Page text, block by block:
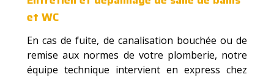
et WC
En cas de fuite, de canalisation bouchée ou de
remise aux normes de votre plomberie, notre
équipe technique intervient en express chez